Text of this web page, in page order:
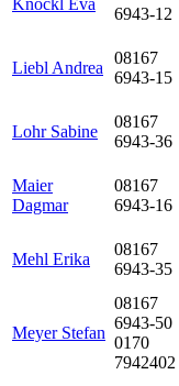
Knöckl Eva
6943-12
Liebl Andrea
08167
6943-15
Lohr Sabine
08167
6943-36
Maier
Dagmar
08167
6943-16
Mehl Erika
08167
6943-35
Meyer Stefan
08167
6943-50
0170
7942402